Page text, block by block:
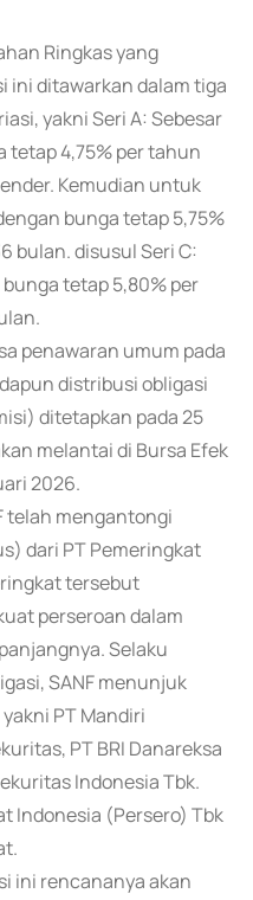
Ringkas yang
ini ditawarkan dalam tiga
yakni Seri A: Sebesar
tetap 4,75% per tahun
Kemudian untuk
bunga tetap 5,75%
bulan. disusul Seri C:
tetap 5,80% per
penawaran umum pada
distribusi obligasi
ditetapkan pada 25
melantai di Bursa Efek
2026.
telah mengantongi
dari PT Pemeringkat
tersebut
perseroan dalam
Selaku
SANF menunjuk
PT Mandiri
PT BRI Danareksa
Indonesia Tbk.
Indonesia (Persero) Tbk
ini rencananya akan